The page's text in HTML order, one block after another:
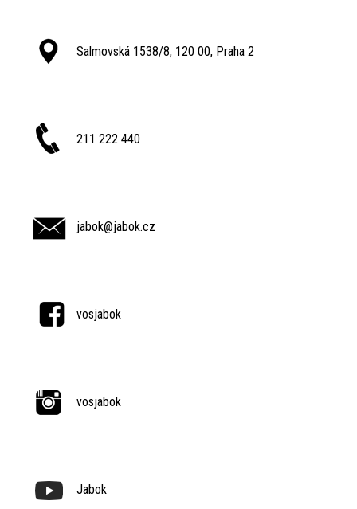
Salmovská 1538/8, 120 00, Praha 2
211 222 440
jabok@jabok.cz
vosjabok
vosjabok
Jabok